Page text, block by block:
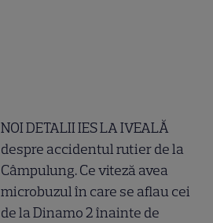
NOI DETALII IES LA IVEALĂ
despre accidentul rutier de la
Câmpulung. Ce viteză avea
microbuzul în care se aflau cei
de la Dinamo 2 înainte de